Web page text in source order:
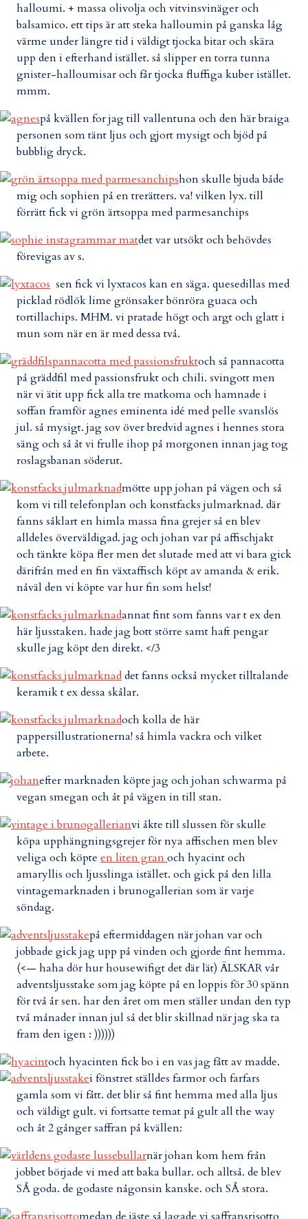
halloumi. + massa olivolja och vitvinsvinäger och
balsamico. ett tips är att steka halloumin på ganska låg
värme under längre tid i väldigt tjocka bitar och skära
upp den i efterhand istället. så slipper en torra tunna
gnister-halloumisar och får tjocka fluffiga kuber istället.
mmm.
på kvällen for jag till vallentuna och den här braiga
personen som tänt ljus och gjort mysigt och bjöd på
bubblig dryck.
hon skulle bjuda både
mig och sophien på en trerätters. va! vilken lyx. till
förrätt fick vi grön ärtsoppa med parmesanchips
det var utsökt och behövdes
förevigas av s.
sen fick vi lyxtacos kan en säga. quesedillas med
picklad rödlök lime grönsaker bönröra guaca och
tortillachips. MHM. vi pratade högt och argt och glatt i
mun som när en är med dessa två.
och så pannacotta
på gräddfil med passionsfrukt och chili. svingott men
när vi ätit upp fick alla tre matkoma och hamnade i
soffan framför agnes eminenta idé med pelle svanslös
jul. så mysigt. jag sov över bredvid agnes i hennes stora
säng och så åt vi frulle ihop på morgonen innan jag tog
roslagsbanan söderut.
mötte upp johan på vägen och så
kom vi till telefonplan och konstfacks julmarknad. där
fanns såklart en himla massa fina grejer så en blev
alldeles överväldigad. jag och johan var på affischjakt
och tänkte köpa fler men det slutade med att vi bara gick
därifrån med en fin växtaffisch köpt av amanda & erik.
nåväl den vi köpte var hur fin som helst!
annat fint som fanns var t ex den
här ljusstaken. hade jag bott större samt haft pengar
skulle jag köpt den direkt. </3
det fanns också mycket tilltalande
keramik t ex dessa skålar.
och kolla de här
pappersillustrationerna! så himla vackra och vilket
arbete.
efter marknaden köpte jag och johan schwarma på
vegan smegan och åt på vägen in till stan.
vi åkte till slussen för skulle
köpa upphängningsgrejer för nya affischen men blev
veliga och köpte en liten granoch hyacint och
amaryllis och ljusslinga istället. och gick på den lilla
vintagemarknaden i brunogallerian som är varje
söndag.
på eftermiddagen när johan var och
jobbade gick jag upp på vinden och gjorde fint hemma.
(<— haha dör hur housewifigt det där lät) ÄLSKAR vår
adventsljusstake som jag köpte på en loppis för 30 spänn
för två år sen. har den året om men ställer undan den typ
två månader innan jul så det blir skillnad när jag ska ta
fram den igen : ))))))
och hyacinten fick bo i en vas jag fått av madde.
i fönstret ställdes farmor och farfars
gamla som vi fått. det blir så fint hemma med alla ljus
och väldigt gult. vi fortsatte temat på gult all the way
och åt 2 gånger saffran på kvällen:
när johan kom hem från
jobbet började vi med att baka bullar. och alltså. de blev
SÅ goda. de godaste någonsin kanske. och SÅ stora.